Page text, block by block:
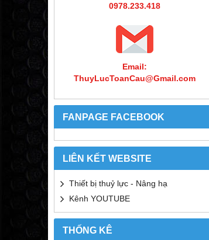
0978.233.418
Email:
ThuyLucToanCau@Gmail.com
FANPAGE FACEBOOK
LIÊN KẾT WEBSITE
Thiết bị thuỷ lực - Nâng hạ
Kênh YOUTUBE
THỐNG KÊ